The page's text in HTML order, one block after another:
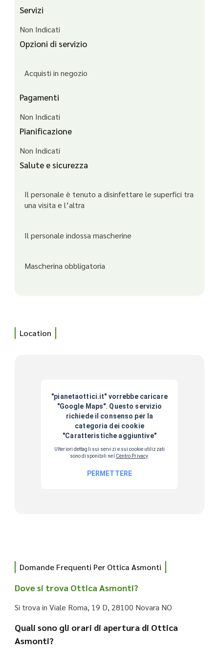
Servizi
Non Indicati
Opzioni di servizio
Acquisti in negozio
Pagamenti
Non Indicati
Pianificazione
Non Indicati
Salute e sicurezza
Il personale è tenuto a disinfettare le superfici tra
una visita e l’altra
Il personale indossa mascherine
Mascherina obbligatoria
Location
Domande Frequenti Per Ottica Asmonti
Dove si trova Ottica Asmonti?
Si trova in Viale Roma, 19 D, 28100 Novara NO
Quali sono gli orari di apertura di Ottica
Asmonti?